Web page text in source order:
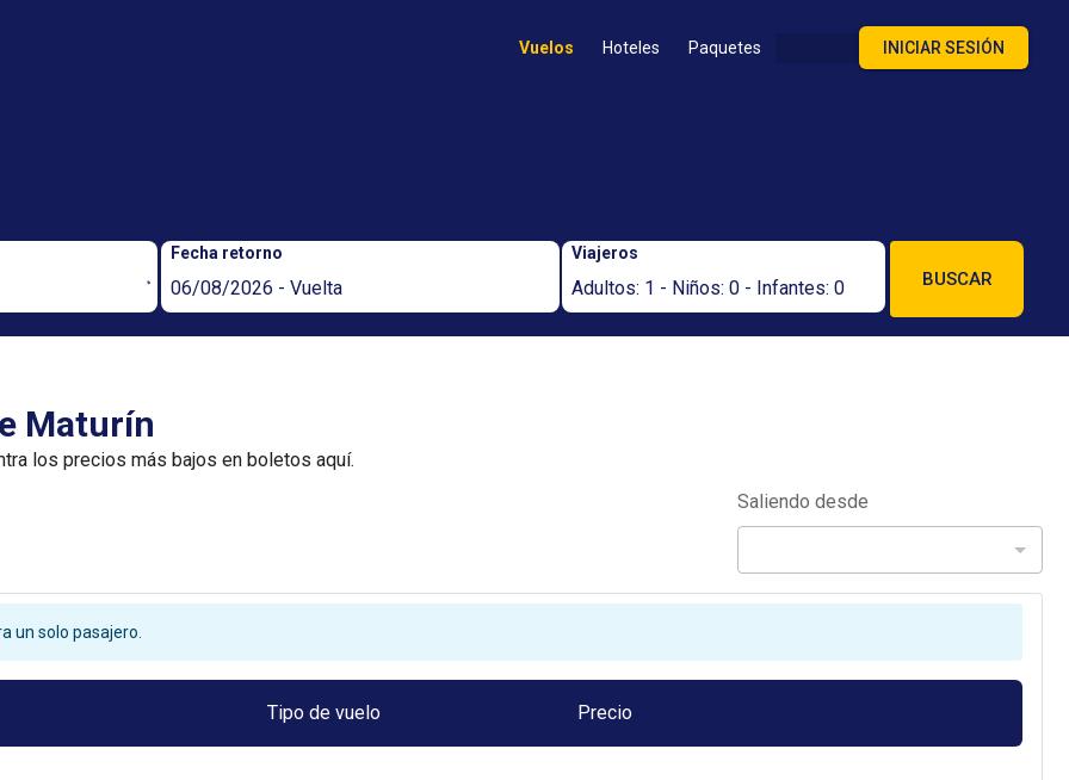
Vuelos Hoteles Paquetes INICIAR SESIÓN
Fecha retorno
06/08/2026 - Vuelta
Viajeros
Adultos: 1 - Niños: 0 - Infantes: 0 BUSCAR
Maturín
los precios más bajos en boletos aquí.
Saliendo desde
un solo pasajero.
Tipo de vuelo Precio